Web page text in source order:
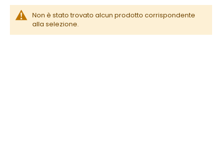
Non è stato trovato alcun prodotto corrispondente
alla selezione.